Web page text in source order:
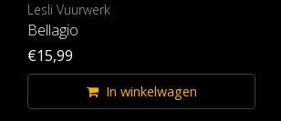
Lesli Vuurwerk
Bellagio
€15,99
In winkelwagen